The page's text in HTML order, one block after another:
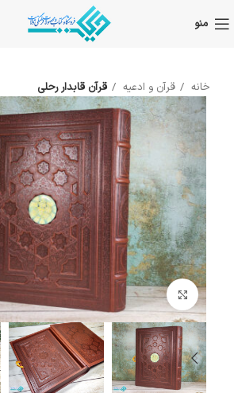
منو
خانه قرآن و ادعیه قرآن قابدار رحلی
بزرگنمایی تصویر